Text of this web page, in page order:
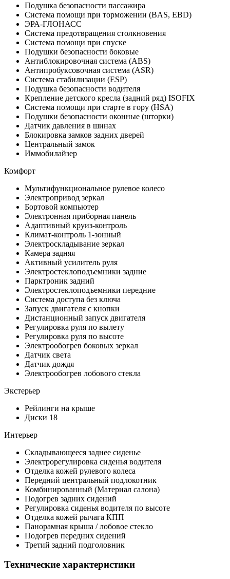
Подушка безопасности пассажира
Система помощи при торможении (BAS, EBD)
ЭРА-ГЛОНАСС
Система предотвращения столкновения
Система помощи при спуске
Подушки безопасности боковые
Антиблокировочная система (ABS)
Антипробуксовочная система (ASR)
Система стабилизации (ESP)
Подушка безопасности водителя
Крепление детского кресла (задний ряд) ISOFIX
Система помощи при старте в гору (HSA)
Подушки безопасности оконные (шторки)
Датчик давления в шинах
Блокировка замков задних дверей
Центральный замок
Иммобилайзер
Комфорт
Мультифункциональное рулевое колесо
Электропривод зеркал
Бортовой компьютер
Электронная приборная панель
Адаптивный круиз-контроль
Климат-контроль 1-зонный
Электроскладывание зеркал
Камера задняя
Активный усилитель руля
Электростеклоподъемники задние
Парктроник задний
Электростеклоподъемники передние
Система доступа без ключа
Запуск двигателя с кнопки
Дистанционный запуск двигателя
Регулировка руля по вылету
Регулировка руля по высоте
Электрообогрев боковых зеркал
Датчик света
Датчик дождя
Электрообогрев лобового стекла
Экстерьер
Рейлинги на крыше
Диски 18
Интерьер
Складывающееся заднее сиденье
Электрорегулировка сиденья водителя
Отделка кожей рулевого колеса
Передний центральный подлокотник
Комбинированный (Материал салона)
Подогрев задних сидений
Регулировка сиденья водителя по высоте
Отделка кожей рычага КПП
Панорамная крыша / лобовое стекло
Подогрев передних сидений
Третий задний подголовник
Технические характеристики